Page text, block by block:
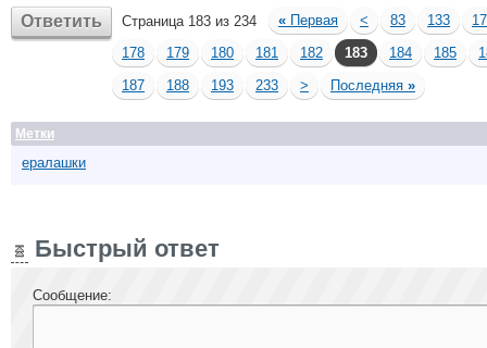
Ответить Страница 183 из 234 « Первая < 83 133
178
179 180 181 182 183 184 185
187
188 193 233 > Последняя »
Метки
ералашки
Быстрый ответ
Сообщение: